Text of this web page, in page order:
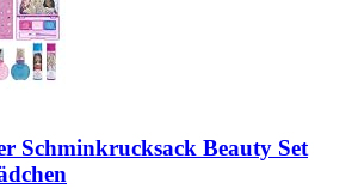
Schminkrucksack Beauty Set